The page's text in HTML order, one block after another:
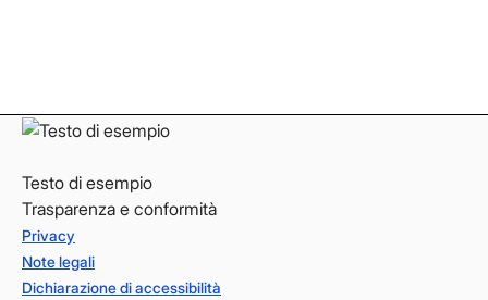
Testo di esempio
Trasparenza e conformità
Privacy
Note legali
Dichiarazione di accessibilità